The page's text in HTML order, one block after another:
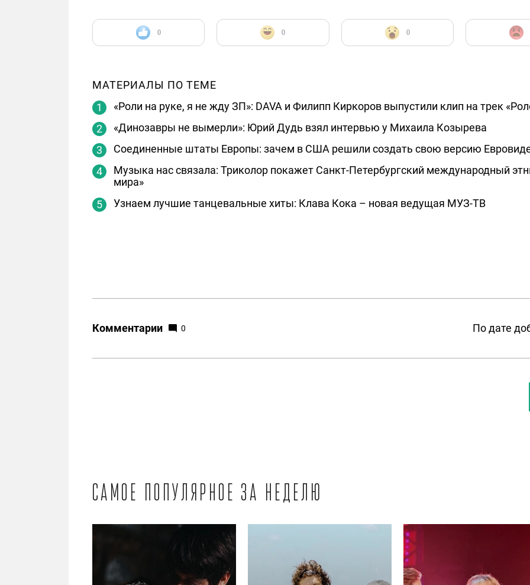
0 0 0
МАТЕРИАЛЫ ПО ТЕМЕ
«Роли на руке, я не жду ЗП»: DAVA и Филипп Киркоров выпустили клип на трек
«Динозавры не вымерли»: Юрий Дудь взял интервью у Михаила Козырева
Соединенные штаты Европы: зачем в США решили создать свою версию
Музыка нас связала: Триколор покажет Санкт-Петербургский международный
мира»
Узнаем лучшие танцевальные хиты: Клава Кока – новая ведущая МУЗ-ТВ
Комментарии 0 По дате
Самое популярное за неделю